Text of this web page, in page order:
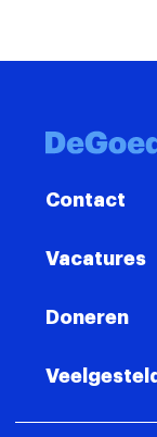
Contact
Vacatures
Doneren